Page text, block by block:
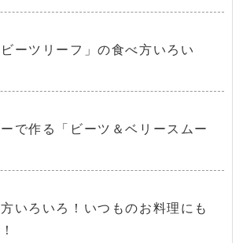
ーツリーフ」の食べ方いろい
で作る「ビーツ＆ベリースムー
いろいろ！いつものお料理にも